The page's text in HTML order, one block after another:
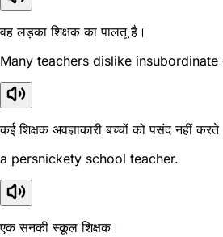
वह लड़का शिक्षक का पालतू है।
Many teachers dislike insubordinate
कई शिक्षक अवज्ञाकारी बच्चों को पसंद नहीं
a persnickety school teacher.
एक सनकी स्कूल शिक्षक।